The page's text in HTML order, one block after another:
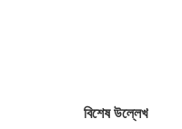
বিশেষ উল্লেখ